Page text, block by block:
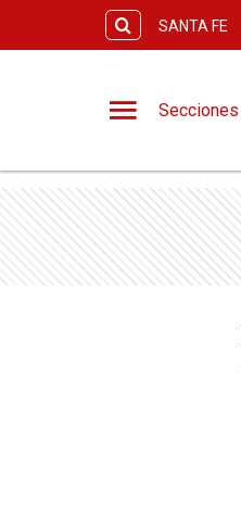
SANTA FE
Secciones